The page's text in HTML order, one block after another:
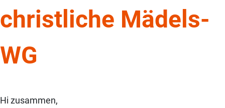
christliche Mädels-
WG
Hi zusammen,